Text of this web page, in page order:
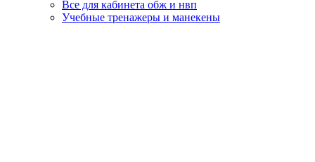
Все для кабинета обж и нвп
Учебные тренажеры и манекены